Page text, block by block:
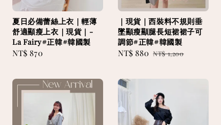
夏日必備蕾絲上衣｜輕薄
舒適顯瘦上衣｜現貨｜-
La Fairy#正韓#韓國製
Regular
NT$ 870
｜現貨｜西裝料不規則垂
墜顯瘦顯腿長短裙裙子可
調節#正韓#韓國製
Sale
NT$ 880 Regular
NT$ 1,200